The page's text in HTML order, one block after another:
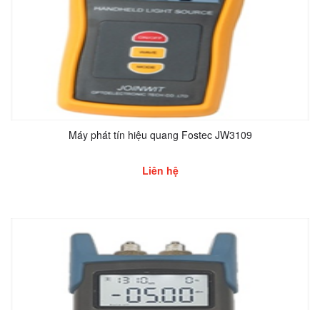
Máy phát tín hiệu quang Fostec JW3109
Liên hệ